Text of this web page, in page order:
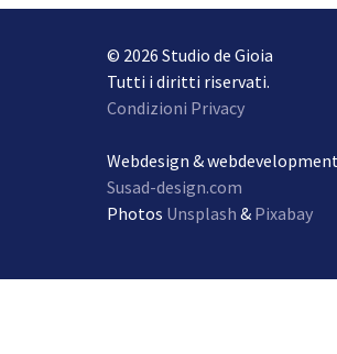
© 2026 Studio de Gioia
Tutti i diritti riservati.
Condizioni Privacy
Webdesign &
Susad-design.com
Photos Unsplash & Pixabay